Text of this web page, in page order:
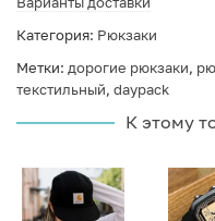
Категория: Рюкзаки
Метки: дорогие рюкзаки,
текстильный, daypack
К этому